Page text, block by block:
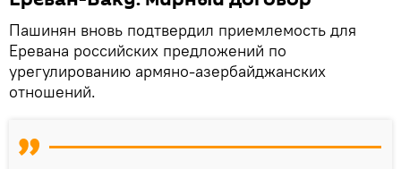
Пашинян вновь подтвердил приемлемость для
Еревана российских предложений по
урегулированию армяно-азербайджанских
отношений.